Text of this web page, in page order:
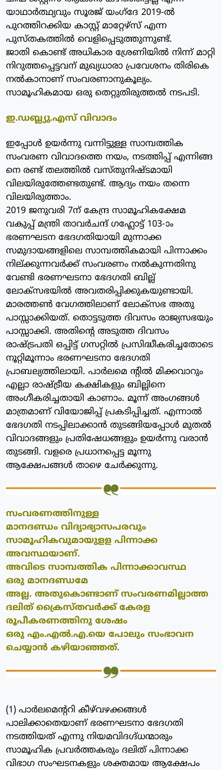
യാഥാര്‍ത്ഥ്യവും സൂരജ് യംഗ്‌ദേ 2019-ല്‍
പുറത്തിറക്കിയ കാസ്റ്റ് മാറ്റേഴ്‌സ് എന്ന
പുസ്തകത്തില്‍ വെളിപ്പെടുത്തുന്നുണ്ട്.
ജാതി കൊണ്ട് അധികാര ശ്രേണിയില്‍ നിന്ന് മാറ്റി
നിറുത്തപ്പെട്ടവന് മുഖ്യധാരാ പ്രവേശനം തിരികെ
നല്‍കാനാണ് സംവരണാനുകൂല്യം.
സാമൂഹികമായ ഒരു തെറ്റുതിരുത്തല്‍ നടപടി.
ഇ.ഡബ്ല്യു.എസ് വിവാദം
ഇപ്പോള്‍ ഉയര്‍ന്നു വന്നിട്ടുള്ള സാമ്പത്തിക
സംവരണ വിവാദത്തെ നയം, നടത്തിപ്പ് എന്നിങ്ങ
നെ രണ്ട് തലത്തില്‍ വസ്തുനിഷ്ടമായി
വിലയിരുത്തേണ്ടതുണ്ട്. ആദ്യം നയം തന്നെ
വിലയിരുത്താം.
2019 ജനുവരി 7ന് കേന്ദ്ര സാമൂഹികക്ഷേമ
വകുപ്പ് മന്ത്രി താവര്‍ചന്ദ് ഗഹ്ലോട്ട് 103-ാം
ഭരണഘടന ഭേദഗതിയായി മുന്നാക്ക
സമുദായങ്ങളിലെ സാമ്പത്തികമായി പിന്നാക്കം
നില്ക്കുന്നവര്‍ക്ക് സംവരണം നല്‍കുന്നതിനു
വേണ്ടി ഭരണഘടനാ ഭേദഗതി ബില്ല്
ലോക്‌സഭയില്‍ അവതരിപ്പിക്കുകയുണ്ടായി.
മാരത്തണ്‍ വേഗത്തിലാണ് ലോക്‌സഭ അതു
പാസ്സാക്കിയത്. തൊട്ടടുത്ത ദിവസം രാജ്യസഭയും
പാസ്സാക്കി. അതിന്റെ അടുത്ത ദിവസം
രാഷ്ട്രപതി ഒപ്പിട്ട് ഗസറ്റില്‍ പ്രസിദ്ധീകരിച്ചതോടെ
നൂറ്റിമൂന്നാം ഭരണഘടനാ ഭേദഗതി
പ്രാബല്യത്തിലായി. പാര്‍ലമെ ന്റില്‍ മിക്കവാറും
എല്ലാ രാഷ്ട്രീയ കക്ഷികളും ബില്ലിനെ
അംഗീകരിച്ചതായി കാണാം. മൂന്ന് അംഗങ്ങള്‍
മാത്രമാണ് വിയോജിപ്പ് പ്രകടിപ്പിച്ചത്. എന്നാല്‍
ഭേദഗതി നടപ്പിലാക്കാന്‍ തുടങ്ങിയപ്പോള്‍ മുതല്‍
വിവാദങ്ങളും പ്രതിഷേധങ്ങളും ഉയര്‍ന്നു വരാന്‍
തുടങ്ങി. വളരെ പ്രധാനപ്പെട്ട മൂന്നു
ആക്ഷേപങ്ങള്‍ താഴെ ചേര്‍ക്കുന്നു.
സംവരണത്തിനുള്ള
മാനദണ്ഡം വിദ്യാഭ്യാസപരവും
സാമൂഹികവുമായുളള പിന്നാക്ക
അവസ്ഥയാണ്.
അവിടെ സാമ്പത്തിക പിന്നാക്കാവസ്ഥ
ഒരു മാനദണ്ഡമേ
അല്ല. അതുകൊണ്ടാണ്സംവരണമില്ലാത്ത
ദലിത് ക്രൈസ്തവര്‍ക്ക് കേരള
രൂപീകരണത്തിനു ശേഷം
ഒരു എം.എല്‍.എ.യെ പോലും സംഭാവന
ചെയ്യാന്‍ കഴിയാഞ്ഞത്.
(1) പാര്‍ലമെന്ററി കീഴ്‌വഴക്കങ്ങള്‍
പാലിക്കാതെയാണ് ഭരണഘടനാ ഭേദഗതി
നടത്തിയത് എന്നു നിയമവിദഗ്ദ്ധന്മാരും
സാമൂഹിക പ്രവര്‍ത്തകരും ദലിത് പിന്നാക്ക
വിഭാഗ സംഘടനകളും ശക്തമായ ആക്ഷേപം